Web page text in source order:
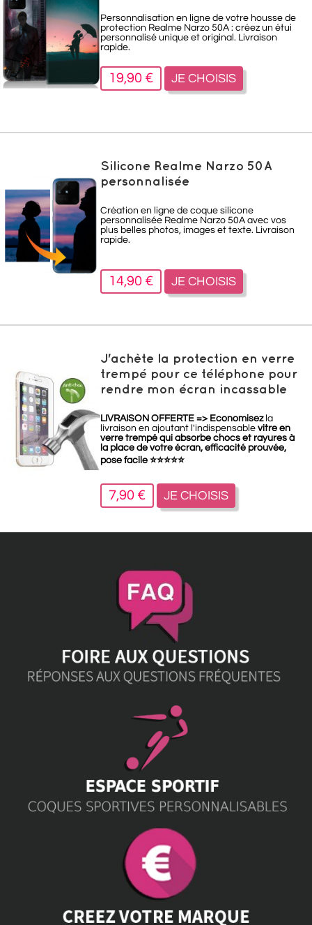
Personnalisation en ligne de votre housse de
protection Realme Narzo 50A : créez un étui
personnalisé unique et original. Livraison
rapide.
19,90 € JE CHOISIS
Silicone Realme Narzo 50A
personnalisée
Création en ligne de coque silicone
personnalisée Realme Narzo 50A avec vos
plus belles photos, images et texte. Livraison
rapide.
14,90 € JE CHOISIS
J'achète la protection en verre
trempé pour ce téléphone pour
rendre mon écran incassable
LIVRAISON OFFERTE => Economisezla
livraison en ajoutant l'indispensable vitre en
verre trempé qui absorbe chocs et rayures à
la place de votre écran, efficacité prouvée,
pose facile ⭐⭐⭐⭐⭐
7,90 € JE CHOISIS